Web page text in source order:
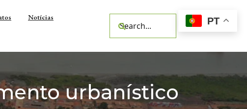
Notícias
urbanístico
PT